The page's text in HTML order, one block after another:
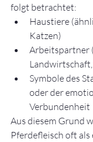
folgt betrachtet:
Haustiere
Katzen)
Arbeitspartner
Symbole des
oder der
Verbundenheit
Aus diesem Grund
Pferdefleisch oft